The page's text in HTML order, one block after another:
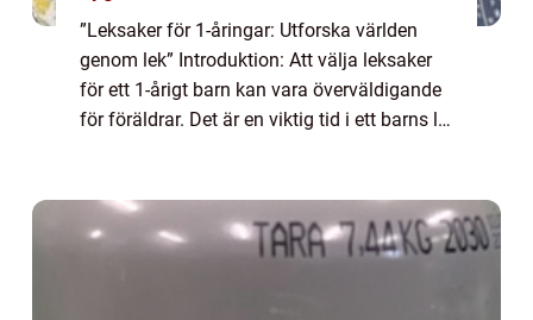
”Leksaker för 1-åringar: Utforska världen
genom lek” Introduktion: Att välja leksaker
för ett 1-årigt barn kan vara överväldigande
för föräldrar. Det är en viktig tid i ett barns liv